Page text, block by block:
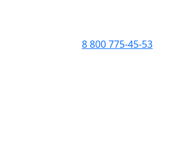
8 800 775-45-53